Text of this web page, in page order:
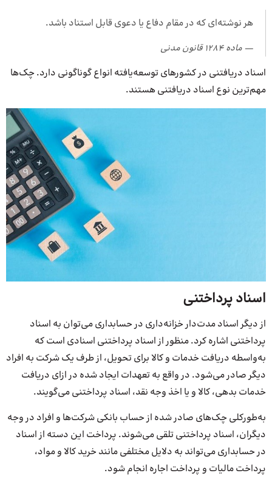
هر نوشته‌ای که در مقام دفاع یا دعوی قابل استناد باشد.
ماده ۱۲۸۴ قانون مدنی
اسناد دریافتنی در کشورهای توسعه‌یافته انواع گوناگونی دارد. چک‌ها
مهم‌ترین نوع اسناد دریافتنی هستند.
اسناد پرداختنی
از دیگر اسناد مدت‌دار خزانه‌داری در حسابداری می‌توان به اسناد
پرداختنی اشاره کرد. منظور از اسناد پرداختنی اسنادی است که
به‌واسطه دریافت خدمات و کالا برای تحویل، از طرف یک شرکت به افراد
دیگر صادر می‌شود. در واقع به تعهدات ایجاد شده در ازای دریافت
خدمات بدهی، کالا و یا اخذ وجه نقد، اسناد پرداختنی می‌گویند.
به‌طورکلی چک‌های صادر شده از حساب بانکی شرکت‌ها و افراد در وجه
دیگران، اسناد پرداختنی تلقی می‌شوند. پرداخت این دسته از اسناد
در حسابداری می‌تواند به دلایل مختلفی مانند خرید کالا و مواد،
پرداخت مالیات و پرداخت اجاره انجام شود.